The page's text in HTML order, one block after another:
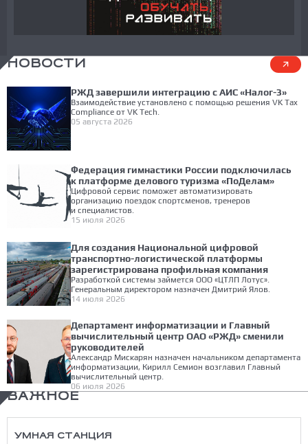
НОВОСТИ
РЖД завершили интеграцию с АИС «Налог-3»
Взаимодействие установлено с помощью решения VK Tax
Compliance от VK Tech.
05 августа 2026
Федерация гимнастики России подключилась
к платформе делового туризма «ПоДелам»
Цифровой сервис поможет автоматизировать
организацию поездок спортсменов, тренеров
и специалистов.
15 июля 2026
Для создания Национальной цифровой
транспортно-логистической платформы
зарегистрирована профильная компания
Разработкой системы займется ООО «ЦТЛП Лотус».
Генеральным директором назначен Дмитрий Ялов.
14 июля 2026
Департамент информатизации и Главный
вычислительный центр ОАО «РЖД» сменили
руководителей
Александр Мискарян назначен начальником департамента
информатизации, Кирилл Семион возглавил Главный
вычислительный центр.
06 июля 2026
ВАЖНОЕ
УМНАЯ СТАНЦИЯ